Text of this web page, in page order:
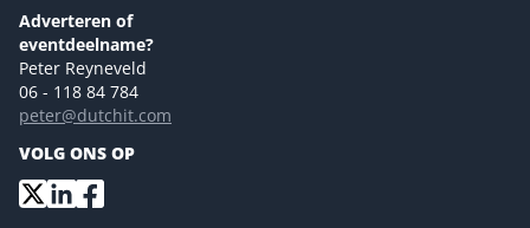
Versturen
Adverteren of
eventdeelname?
Peter Reyneveld
06 - 118 84 784
peter@dutchit.com
VOLG ONS OP